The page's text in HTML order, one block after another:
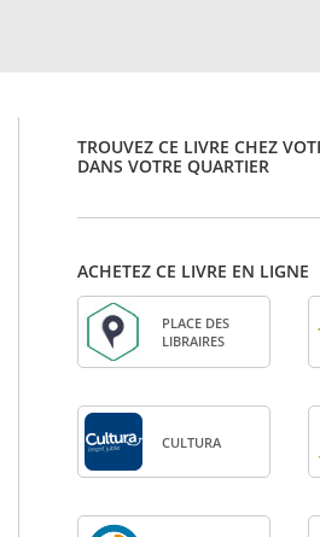
TROUVEZ CE LIVRE CHEZ
DANS VOTRE QUARTIER
ACHETEZ CE LIVRE EN LIGNE
PLACE DES
LIBRAIRES
CULTURA